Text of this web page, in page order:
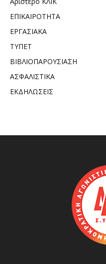
ΕΠΙΚΑΙΡΟΤΗΤΑ
ΕΡΓΑΣΙΑΚΑ
ΤΥΠΕΤ
ΒΙΒΛΙΟΠΑΡΟΥΣΙΑΣΗ
ΑΣΦΑΛΙΣΤΙΚΑ
ΕΚΔΗΛΩΣΕΙΣ